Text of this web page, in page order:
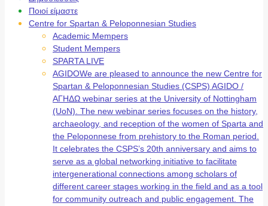
Ποιοί είμαστε
Centre for Spartan & Peloponnesian Studies
Academic Mempers
Student Mempers
SPARTA LIVE
AGIDOWe are pleased to announce the new Centre for
Spartan & Peloponnesian Studies (CSPS) AGIDO /
ΑΓΗΔΩ webinar series at the University of Nottingham
(UoN). The new webinar series focuses on the history,
archaeology, and reception of the women of Sparta and
the Peloponnese from prehistory to the Roman period.
It celebrates the CSPS’s 20th anniversary and aims to
serve as a global networking initiative to facilitate
intergenerational connections among scholars of
different career stages working in the field and as a tool
for community outreach and public engagement. The